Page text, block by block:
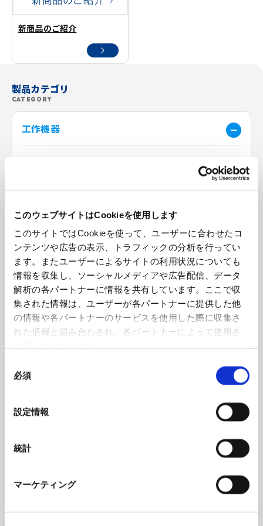
このウェブサイトはCookieを使用します
このサイトではCookieを使って、ユーザーに合わせたコ
ンテンツや広告の表示、トラフィックの分析を行ってい
ます。またユーザーによるサイトの利用状況についても
情報を収集し、ソーシャルメディアや広告配信、データ
解析の各パートナーに情報を共有しています。ここで収
集された情報は、ユーザーが各パートナーに提供した他
の情報や各パートナーのサービスを使用した際に収集さ
れた情報と組み合わされ、各パートナーによって使用さ
必須
設定情報
統計
マーケティング
製品カテゴリ
CATEGORY
工作機器
アドバンスチャック
チャック部品
把握力計
回転シリンダ
NC円テーブル
NC円テーブルオプション
パワーバイス
バイス部品
ワークグリッパ
カタログダウンロード
生産終了品のご案内
コンクリートプラント
環境設備
新商品のご紹介